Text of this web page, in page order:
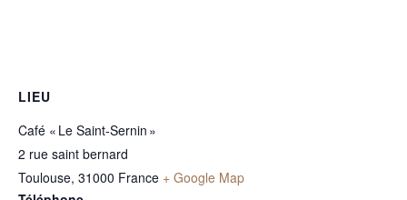
LIEU
Café « Le Saint-Sernin »
2 rue saint bernard
Toulouse, 31000 France + Google Map